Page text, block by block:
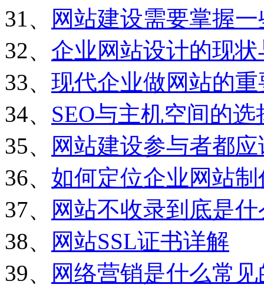
31、
网站建设需要掌握
32、 企业网站设计的现
33、 现代企业做网站的重
34、 SEO与主机空间的选
35、
网站建设参与者都
36、 如何定位企业网站
37、
网站不收录到底是
38、
网站SSL证书详解
39、
网络营销是什么常